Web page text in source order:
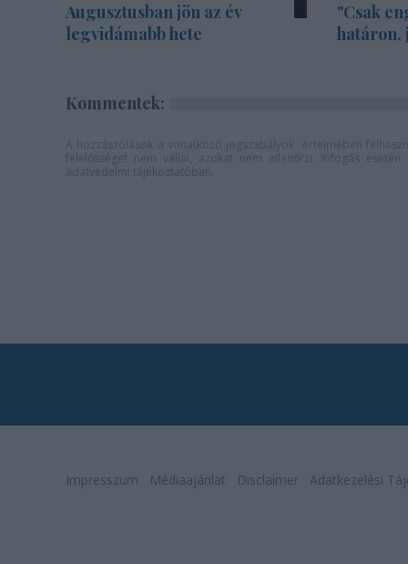
Augusztusban jön az év
legvidámabb hete
"Csak
határon,
Kommentek:
Impresszum Médiaajánlat Disclaimer Adatkezelési